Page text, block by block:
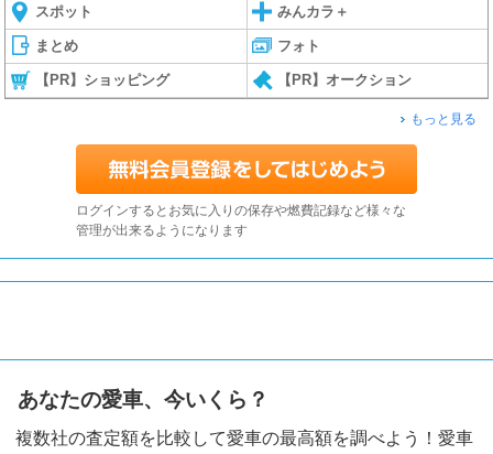
スポット みんカラ＋
まとめ フォト
【PR】ショッピング 【PR】オークション
もっと見る
ログインするとお気に入りの保存や燃費記録など様々な
管理が出来るようになります
あなたの愛車、今いくら？
複数社の査定額を比較して愛車の最高額を調べよう！愛車